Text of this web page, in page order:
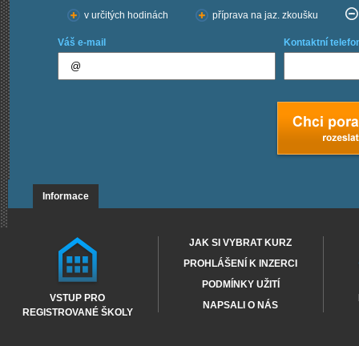
v určitých hodinách příprava na jaz. zkoušku
Váš e-mail Kontaktní
Informace
VSTUP PRO
REGISTROVANÉ ŠKOLY
JAK SI VYBRAT KURZ
PROHLÁŠENÍ K INZERCI
PODMÍNKY UŽITÍ
NAPSALI O NÁS